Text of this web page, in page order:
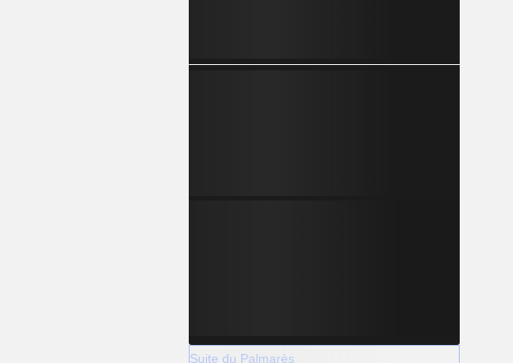
Suite du Palmarès